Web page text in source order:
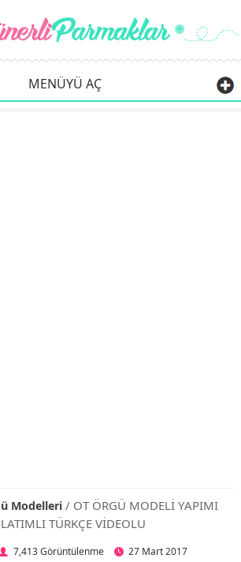
MENÜYÜ AÇ
Modelleri / OT ÖRGÜ MODELİ YAPIMI
TÜRKÇE VİDEOLU
7,413 Görüntülenme 27 Mart 2017